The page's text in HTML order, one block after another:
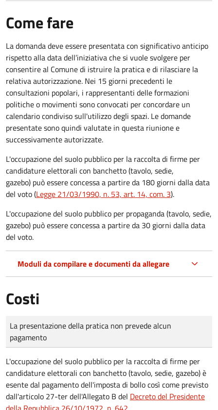
Come fare
La domanda deve essere presentata con significativo anticipo
rispetto alla data dell’iniziativa che si vuole svolgere per
consentire al Comune di istruire la pratica e di rilasciare la
relativa autorizzazione. Nei 15 giorni precedenti le
consultazioni popolari, i rappresentanti delle formazioni
politiche o movimenti sono convocati per concordare un
calendario condiviso sull'utilizzo degli spazi. Le domande
presentate sono quindi valutate in questa riunione e
successivamente autorizzate.
L'occupazione del suolo pubblico per la raccolta di firme per
candidature elettorali con banchetto (tavolo, sedie,
gazebo) può essere concessa a partire da 180 giorni dalla data
del voto (Legge 21/03/1990, n. 53, art. 14, com. 3).
L'occupazione del suolo pubblico per propaganda (tavolo, sedie,
gazebo) può essere concessa a partire da 30 giorni dalla data
del voto.
Moduli da compilare e documenti da allegare
Costi
Tipo di pagamento
Importo
La presentazione della pratica non prevede alcun
pagamento
L'occupazione del suolo pubblico per la raccolta di firme per
candidature elettorali con banchetto (tavolo, sedie, gazebo) è
esente dal pagamento dell'imposta di bollo così come previsto
dall'articolo 27-ter dell'Allegato B del Decreto del Presidente